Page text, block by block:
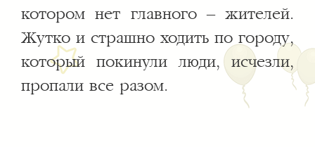
котором нет главного – жителей.
Жутко и страшно ходить по городу,
который покинули люди, исчезли,
пропали все разом.